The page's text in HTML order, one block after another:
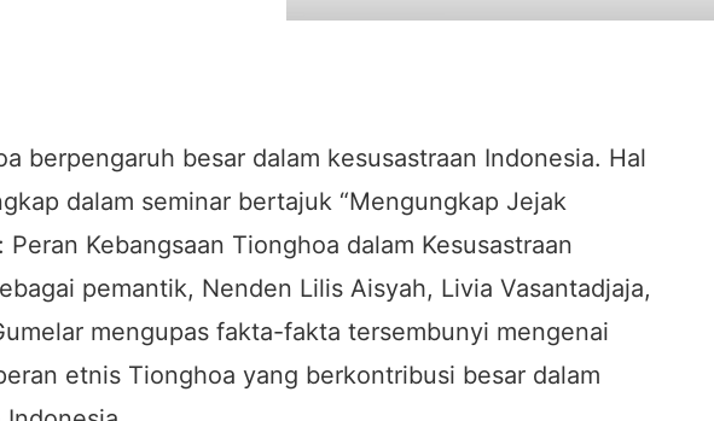
berpengaruh besar dalam kesusastraan Indonesia. Hal
dalam seminar bertajuk “Mengungkap Jejak
Peran Kebangsaan Tionghoa dalam Kesusastraan
pemantik, Nenden Lilis Aisyah, Livia Vasantadjaja,
mengupas fakta-fakta tersembunyi mengenai
etnis Tionghoa yang berkontribusi besar dalam